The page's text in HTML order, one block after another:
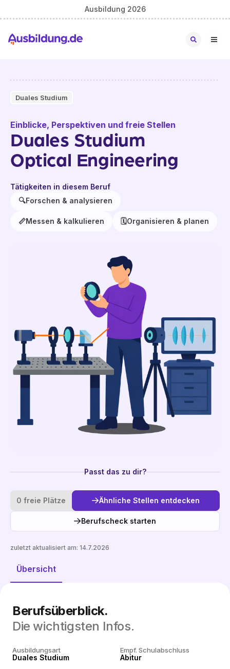
Ausbildung 2026
Duales Studium
Einblicke, Perspektiven und freie Stellen
Duales Studium
Optical Engineering
Tätigkeiten in diesem Beruf
🔍Forschen & analysieren
📏Messen & kalkulieren 🗓️Organisieren & planen
Passt das zu dir?
0 freie Plätze Ähnliche Stellen entdecken
Berufscheck starten
Übersicht
zuletzt aktualisiert am: 14.7.2026
Berufsüberblick.
Die wichtigsten Infos.
Ausbildungsart
Duales Studium
Empf. Schulabschluss
Abitur